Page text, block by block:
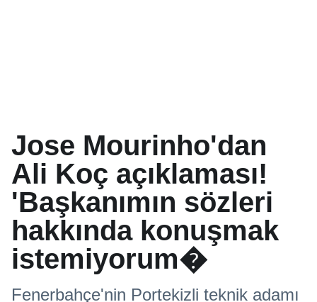
Jose Mourinho'dan
Ali Koç açıklaması!
'Başkanımın sözleri
hakkında konuşmak
istemiyorum�
Fenerbahçe'nin Portekizli teknik adamı